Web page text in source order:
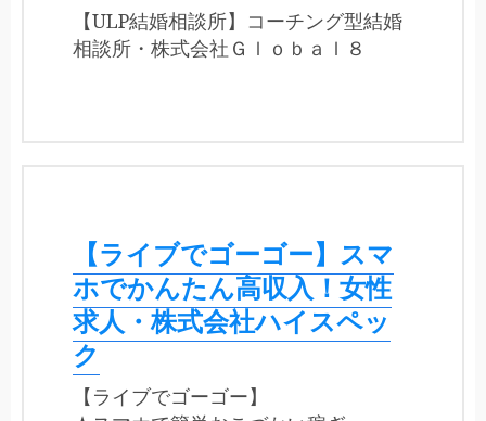
【ULP結婚相談所】コーチング型結婚
相談所・株式会社Ｇｌｏｂａｌ８
【ライブでゴーゴー】スマ
ホでかんたん高収入！女性
求人・株式会社ハイスペッ
ク
【ライブでゴーゴー】